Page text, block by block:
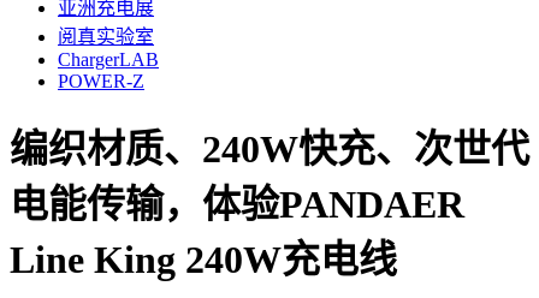
亚洲充电展
阅真实验室
ChargerLAB
POWER-Z
编织材质、240W快充、次世代
电能传输，体验PANDAER
Line King 240W充电线